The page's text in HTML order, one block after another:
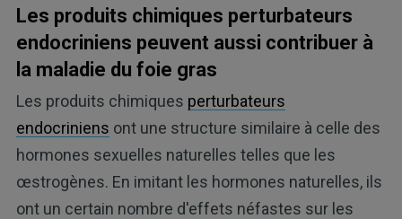
Les produits chimiques perturbateurs
endocriniens peuvent aussi contribuer à
la maladie du foie gras
Les produits chimiques perturbateurs
endocriniens ont une structure similaire à celle des
hormones sexuelles naturelles telles que les
œstrogènes. En imitant les hormones naturelles, ils
ont un certain nombre d'effets néfastes sur les